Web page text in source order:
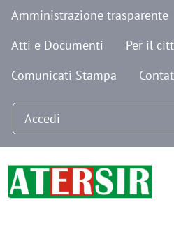
Salta al contenuto principale
Navigazione secondaria
Amministrazione trasparente
Atti e Documenti
Per il
Comunicati Stampa
Menu profilo utente
Accedi